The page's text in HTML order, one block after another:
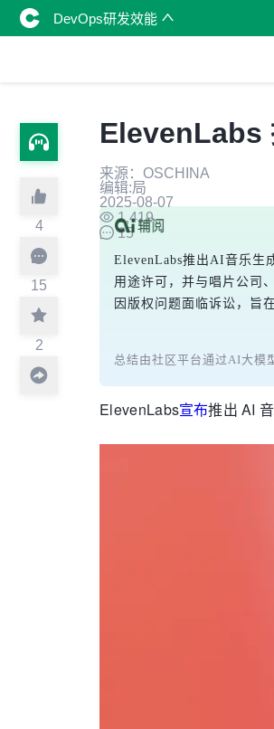
DevOps研发效能
4
15
2
ElevenLabs
来源：OSCHINA
编辑:局
2025-08-07
1,419
15
ElevenLabs推出AI音乐生
用途许可，并与唱片公司
因版权问题面临诉讼，旨
总结由社区平台通过AI大模
ElevenLabs宣布推出 AI